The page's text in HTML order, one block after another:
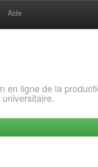
Aide
en ligne de la